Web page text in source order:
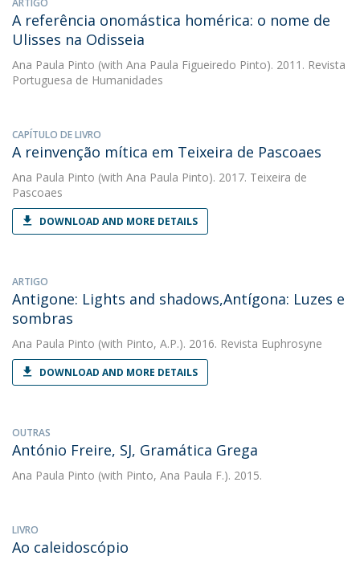
ARTIGO
A referência onomástica homérica: o nome de
Ulisses na Odisseia
Ana Paula Pinto (with Ana Paula Figueiredo Pinto). 2011. Revista
Portuguesa de Humanidades
CAPÍTULO DE LIVRO
A reinvenção mítica em Teixeira de Pascoaes
Ana Paula Pinto (with Ana Paula Pinto). 2017. Teixeira de
Pascoaes
DOWNLOAD AND MORE DETAILS
ARTIGO
Antigone: Lights and shadows,Antígona: Luzes e
sombras
Ana Paula Pinto (with Pinto, A.P.). 2016. Revista Euphrosyne
DOWNLOAD AND MORE DETAILS
OUTRAS
António Freire, SJ, Gramática Grega
Ana Paula Pinto (with Pinto, Ana Paula F.). 2015.
LIVRO
Ao caleidoscópio